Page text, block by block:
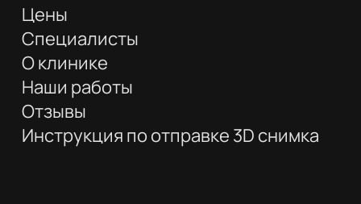
Цены
Специалисты
О клинике
Наши работы
Отзывы
Инструкция по отправке 3D снимка